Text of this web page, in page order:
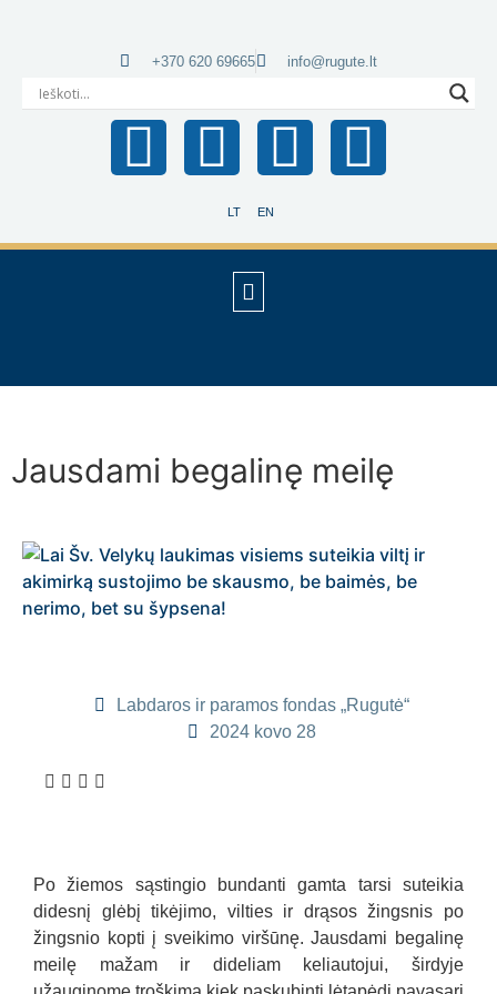
LT EN
+370 620 69665 info@rugute.lt
Jausdami begalinę meilę
Labdaros ir paramos fondas „Rugutė“
2024 kovo 28
Po žiemos sąstingio bundanti gamta tarsi suteikia
didesnį glėbį tikėjimo, vilties ir drąsos žingsnis po
žingsnio kopti į sveikimo viršūnę. Jausdami begalinę
meilę mažam ir dideliam keliautojui, širdyje